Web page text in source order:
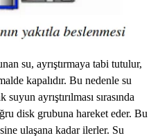
su, ayrıştırmaya tabi tutulur,
kapalıdır. Bu nedenle su
ayrıştırılması sırasında
disk grubuna hareket eder. Bu
ulaşana kadar ilerler. Su